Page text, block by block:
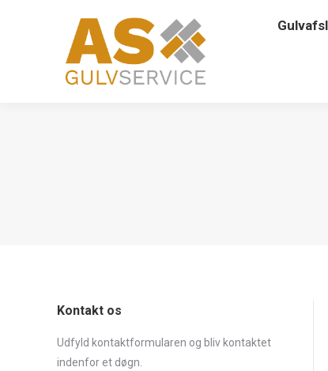
Kontakt os
Udfyld kontaktformularen og bliv kontaktet
indenfor et døgn.